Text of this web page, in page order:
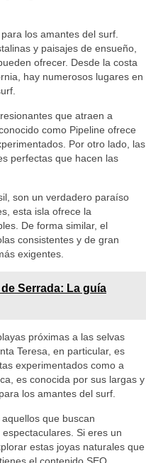
los amantes del surf.
y paisajes de ensueño,
ofrecer. Desde la costa
hay numerosos lugares en
que atraen a
como Pipeline ofrece
Por otro lado, las
perfectas que hacen las
son un verdadero paraíso
esta isla ofrece la
De forma similar, el
consistentes y de gran
exigentes.
Serrada: La guía
próximas a las selvas
Teresa, en particular, es
experimentados como a
es conocida por sus largas y
los amantes del surf.
que buscan
Si eres un
estas joyas naturales que